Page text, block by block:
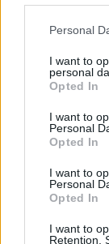
Personal
I want to
personal
Opted In
I want to
Personal
Opted In
I want to
Personal
Opted In
I want to
Retention,
Mįslinga
Vilniuje:
„Alfa
ir aiškinasi